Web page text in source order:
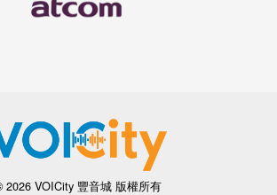
2026 VOICity 豐音城 版權所有